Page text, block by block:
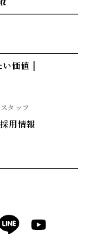
い価値
スタッフ
採用情報
YouTube